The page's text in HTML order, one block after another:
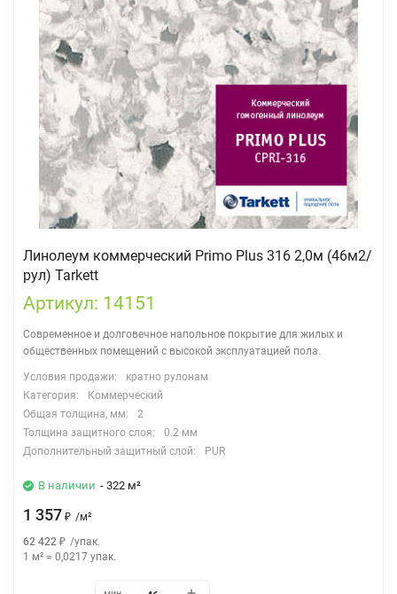
Линолеум коммерческий Primo Plus 316 2,0м (46м2/
рул) Tarkett
Артикул: 14151
Современное и долговечное напольное покрытие для жилых и
общественных помещений с высокой эксплуатацией пола.
Условия продажи:
кратно рулонам
Категория:
Коммерческий
Общая толщина, мм:
2
Толщина защитного слоя:
0.2 мм
Дополнительный защитный слой:
PUR
В наличии - 322 м²
1 357 ₽ /м²
62 422 ₽ /упак.
1 м² = 0,0217 упак.